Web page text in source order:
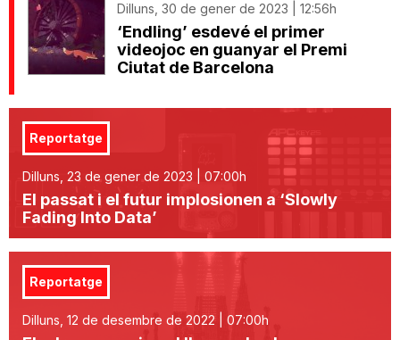
Dilluns, 30 de gener de 2023 | 12:56h
‘Endling’ esdevé el primer
videojoc en guanyar el Premi
Ciutat de Barcelona
Reportatge
Dilluns, 23 de gener de 2023 | 07:00h
El passat i el futur implosionen a ‘Slowly
Fading Into Data’
Reportatge
Dilluns, 12 de desembre de 2022 | 07:00h